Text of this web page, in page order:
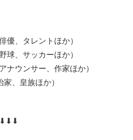
優、タレントほか）
野球、サッカーほか）
アナウンサー、作家ほか）
家、皇族ほか）
⬇⬇⬇